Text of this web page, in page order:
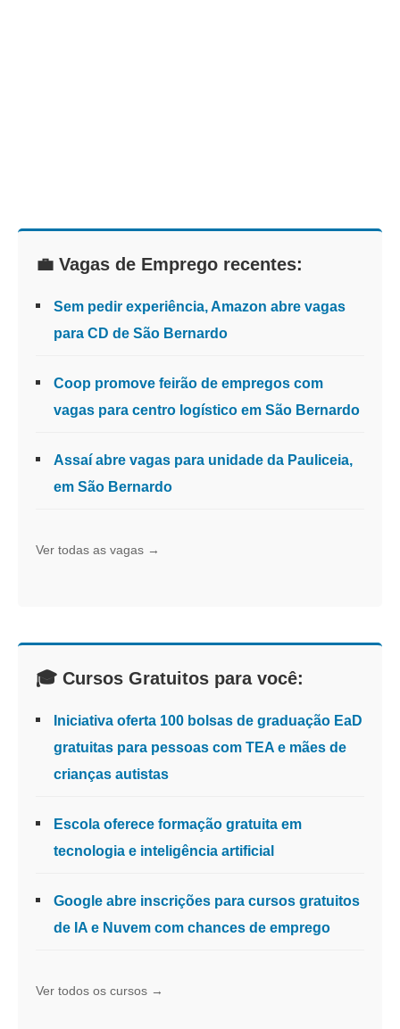
💼 Vagas de Emprego recentes:
Sem pedir experiência, Amazon abre vagas
para CD de São Bernardo
Coop promove feirão de empregos com
vagas para centro logístico em São Bernardo
Assaí abre vagas para unidade da Pauliceia,
em São Bernardo
Ver todas as vagas →
🎓 Cursos Gratuitos para você:
Iniciativa oferta 100 bolsas de graduação EaD
gratuitas para pessoas com TEA e mães de
crianças autistas
Escola oferece formação gratuita em
tecnologia e inteligência artificial
Google abre inscrições para cursos gratuitos
de IA e Nuvem com chances de emprego
Ver todos os cursos →